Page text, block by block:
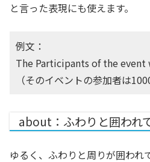
と言った表現にも使えます。
例文：
The Participants of the event
（そのイベントの参加者は
about：ふわりと囲われ
ゆるく、ふわりと周りが囲われ